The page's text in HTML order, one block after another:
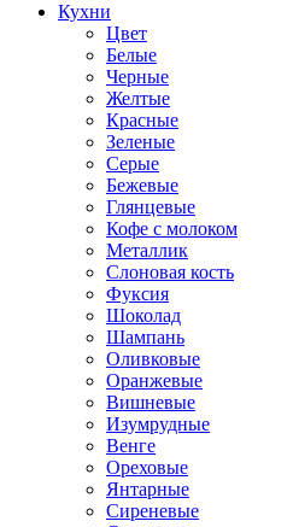
Кухни
Цвет
Белые
Черные
Желтые
Красные
Зеленые
Серые
Бежевые
Глянцевые
Кофе с молоком
Металлик
Слоновая кость
Фуксия
Шоколад
Шампань
Оливковые
Оранжевые
Вишневые
Изумрудные
Венге
Ореховые
Янтарные
Сиреневые